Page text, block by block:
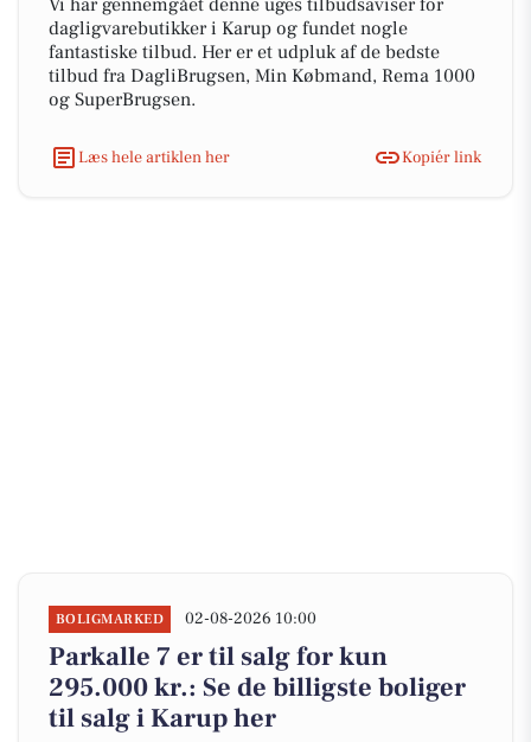
Vi har gennemgået denne uges tilbudsaviser for
dagligvarebutikker i Karup og fundet nogle
fantastiske tilbud. Her er et udpluk af de bedste
tilbud fra DagliBrugsen, Min Købmand, Rema 1000
og SuperBrugsen.
Læs hele artiklen her Kopiér link
BOLIGMARKED 02-08-2026 10:00
Parkalle 7 er til salg for kun
295.000 kr.: Se de billigste boliger
til salg i Karup her